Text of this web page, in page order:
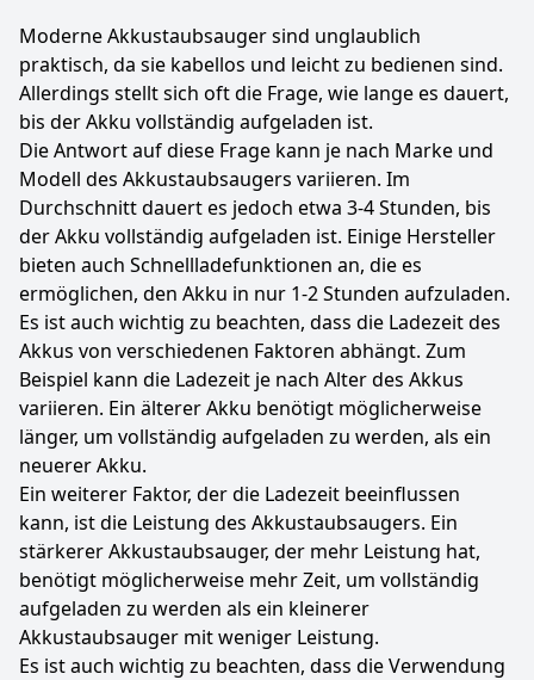
Moderne Akkustaubsauger sind unglaublich
praktisch, da sie kabellos und leicht zu bedienen sind.
Allerdings stellt sich oft die Frage, wie lange es dauert,
bis der Akku vollständig aufgeladen ist.
Die Antwort auf diese Frage kann je nach Marke und
Modell des Akkustaubsaugers variieren. Im
Durchschnitt dauert es jedoch etwa 3-4 Stunden, bis
der Akku vollständig aufgeladen ist. Einige Hersteller
bieten auch Schnellladefunktionen an, die es
ermöglichen, den Akku in nur 1-2 Stunden aufzuladen.
Es ist auch wichtig zu beachten, dass die Ladezeit des
Akkus von verschiedenen Faktoren abhängt. Zum
Beispiel kann die Ladezeit je nach Alter des Akkus
variieren. Ein älterer Akku benötigt möglicherweise
länger, um vollständig aufgeladen zu werden, als ein
neuerer Akku.
Ein weiterer Faktor, der die Ladezeit beeinflussen
kann, ist die Leistung des Akkustaubsaugers. Ein
stärkerer Akkustaubsauger, der mehr Leistung hat,
benötigt möglicherweise mehr Zeit, um vollständig
aufgeladen zu werden als ein kleinerer
Akkustaubsauger mit weniger Leistung.
Es ist auch wichtig zu beachten, dass die Verwendung